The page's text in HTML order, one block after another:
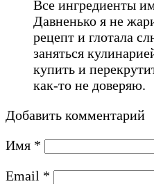
Все ингредиенты
Давненько я не
рецепт и глотала
заняться
купить и
как-то не доверяю.
Добавить комментарий
Имя *
Email *